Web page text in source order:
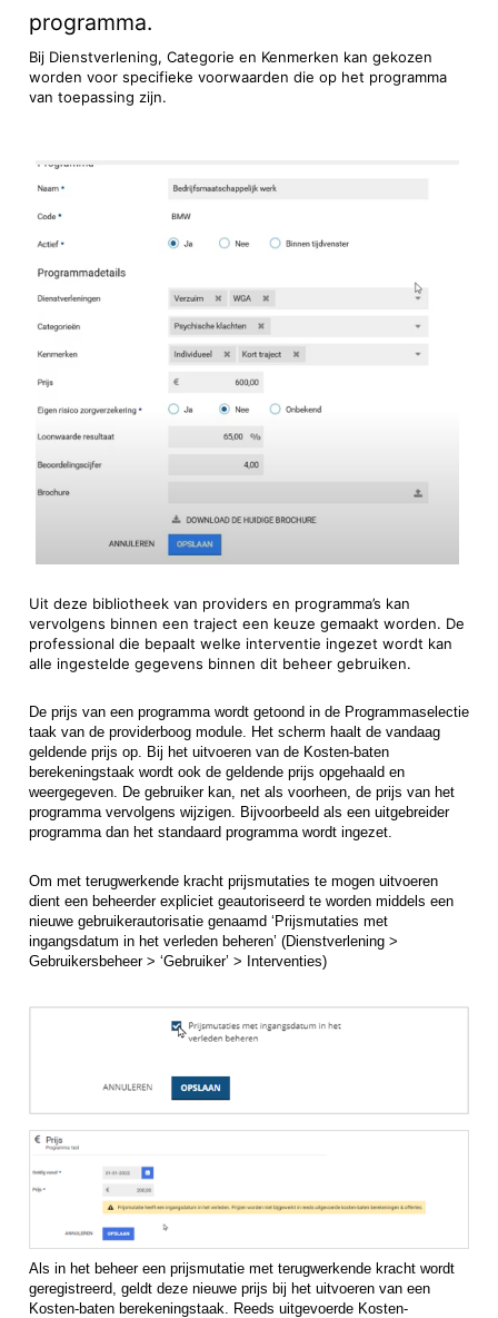
programma.
Bij Dienstverlening, Categorie en Kenmerken kan gekozen
worden voor specifieke voorwaarden die op het programma
van toepassing zijn.
Uit deze bibliotheek van providers en programma’s kan
vervolgens binnen een traject een keuze gemaakt worden. De
professional die bepaalt welke interventie ingezet wordt kan
alle ingestelde gegevens binnen dit beheer gebruiken.
De prijs van een programma wordt getoond in de Programmaselectie
taak van de providerboog module. Het scherm haalt de vandaag
geldende prijs op. Bij het uitvoeren van de Kosten-baten
berekeningstaak wordt ook de geldende prijs opgehaald en
weergegeven. De gebruiker kan, net als voorheen, de prijs van het
programma vervolgens wijzigen. Bijvoorbeeld als een uitgebreider
programma dan het standaard programma wordt ingezet.
Om met terugwerkende kracht prijsmutaties te mogen uitvoeren
dient een beheerder expliciet geautoriseerd te worden middels een
nieuwe gebruikerautorisatie genaamd ‘Prijsmutaties met
ingangsdatum in het verleden beheren’ (Dienstverlening >
Gebruikersbeheer > ‘Gebruiker’ > Interventies)
Als in het beheer een prijsmutatie met terugwerkende kracht wordt
geregistreerd, geldt deze nieuwe prijs bij het uitvoeren van een
Kosten-baten berekeningstaak. Reeds uitgevoerde Kosten-